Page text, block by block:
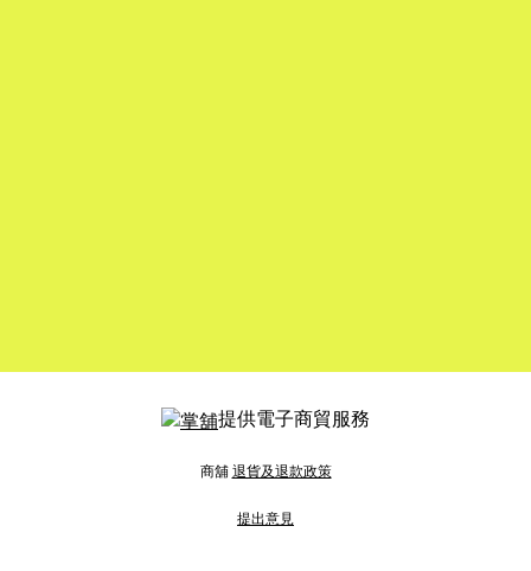
提供電子商貿服務
商舖 退貨及退款政策
提出意見